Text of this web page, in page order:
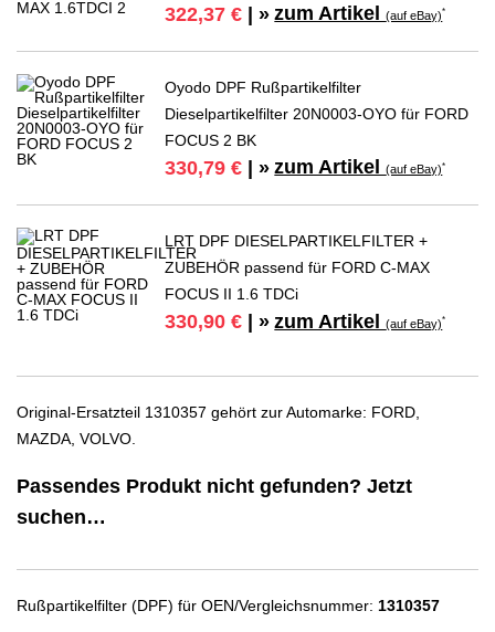
322,37 € | » zum Artikel(auf eBay)*
Oyodo DPF Rußpartikelfilter
Dieselpartikelfilter 20N0003-OYO für FORD
FOCUS 2 BK
330,79 € | » zum Artikel(auf eBay)*
LRT DPF DIESELPARTIKELFILTER +
ZUBEHÖR passend für FORD C-MAX
FOCUS II 1.6 TDCi
330,90 € | » zum Artikel(auf eBay)*
Original-Ersatzteil 1310357 gehört zur Automarke: FORD,
MAZDA, VOLVO.
Passendes Produkt nicht gefunden? Jetzt
suchen…
Rußpartikelfilter (DPF) für OEN/Vergleichsnummer: 1310357